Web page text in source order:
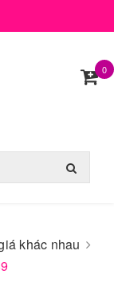
0
khác nhau